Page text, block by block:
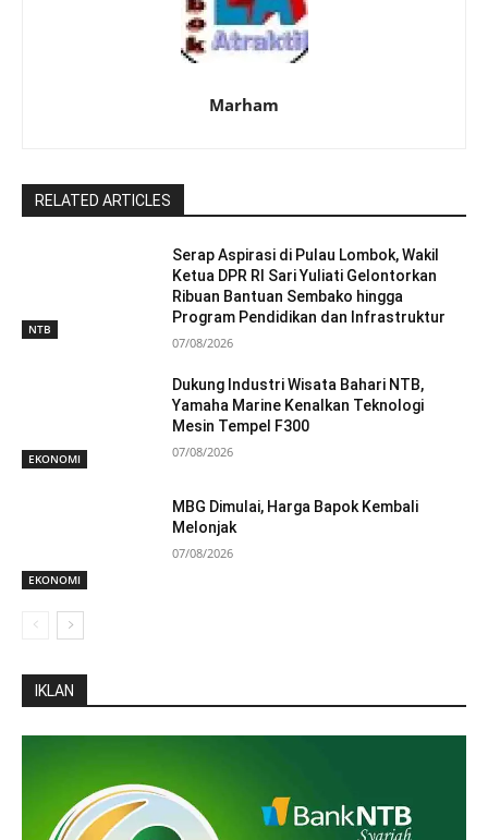
Marham
RELATED ARTICLES
NTB
Serap Aspirasi di Pulau Lombok, Wakil
Ketua DPR RI Sari Yuliati Gelontorkan
Ribuan Bantuan Sembako hingga
Program Pendidikan dan Infrastruktur
07/08/2026
EKONOMI
Dukung Industri Wisata Bahari NTB,
Yamaha Marine Kenalkan Teknologi
Mesin Tempel F300
07/08/2026
EKONOMI
MBG Dimulai, Harga Bapok Kembali
Melonjak
07/08/2026
IKLAN